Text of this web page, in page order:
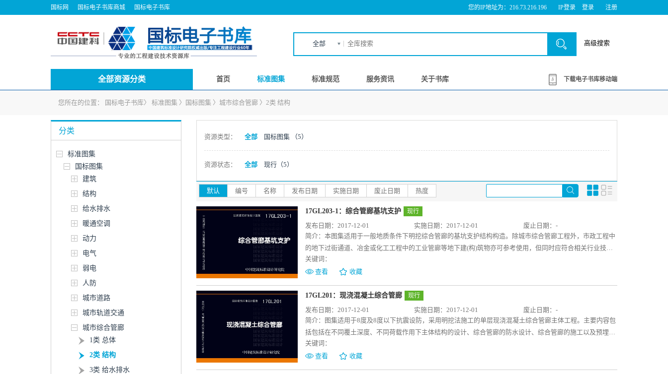
国标网 国标电子书库商城 国标电子书库 您的IP地址为：216.73.216.196 IP登录 登录 注册
全部 高级搜索
全部资源分类 首页 标准图集 标准规范 服务资讯 关于书库 下载电子书库移动端
您所在的位置： 国标电子书库〉 标准图集 〉 国标图集 〉 城市综合管廊 〉 2类 结构
分类
标准图集
国标图集
建筑
结构
给水排水
暖通空调
动力
电气
弱电
人防
城市道路
城市轨道交通
城市综合管廊
1类 总体
2类 结构
3类 给水排水
资源类型： 全部 国标图集 （5）
资源状态： 全部 现行 （5）
默认 编号 名称 发布日期 实施日期 废止日期 热度
17GL203-1：综合管廊基坑支护 现行
发布日期：2017-12-01 实施日期：2017-12-01
废止日期：-
简介： 本图集适用于一般地质条件下明挖综合管廊的基坑支护结构构造。除城市综合管廊工程外，市政工程中
的地下过街通道、冶金或化工工程中的工业管廊等地下建(构)筑物亦可参考使用，但同时应符合相关行业技术
标准的规定。
关键词：
查看
收藏
17GL201：现浇混凝土综合管廊 现行
发布日期：2017-12-01 实施日期：2017-12-01
废止日期：-
简介：
图集适用于8度及8度以下抗震设防，采用明挖法施工的单层现浇混凝土综合管廊主体工程。主要内容包
括包括在不同覆土深度、不同荷载作用下主体结构的设计、综合管廊的防水设计、综合管廊的施工以及预埋件
的设计等内容。其中主体结构设计部分包括单舱、双舱、三舱典型断面选用表、钢筋材料表以及节点构造详
图；综合管廊防水设计包括防水材料要求、主体结构防水、防水细部构造等内容；预埋件设计包括预埋件的设
置要求、构造要求及选用表等内容。本图集中管廊的断面型式、配筋、细部构造等可供设计人员直接选用，施
关键词：
查看
收藏